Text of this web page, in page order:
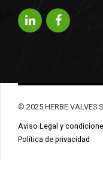
© 2025 HERBE VALVES
Aviso Legal y
Política de privacidad